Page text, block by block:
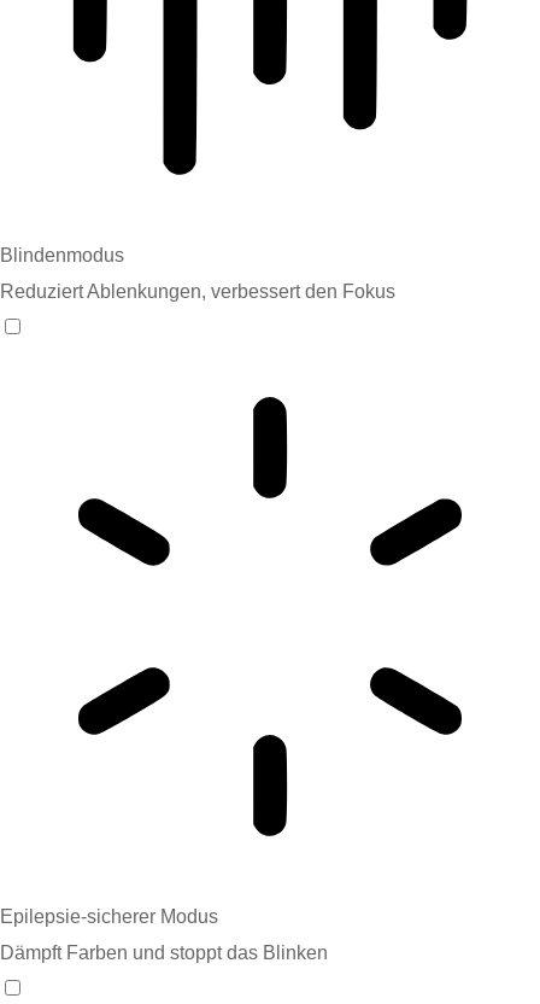
Blindenmodus
Reduziert Ablenkungen, verbessert den Fokus
Epilepsie-sicherer Modus
Dämpft Farben und stoppt das Blinken